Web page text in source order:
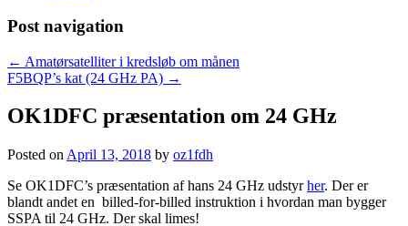
Post navigation
← Amatørsatelliter i kredsløb om månen
F5BQP’s kat (24 GHz PA) →
OK1DFC præsentation om 24 GHz
Posted on April 13, 2018 by oz1fdh
Se OK1DFC’s præsentation af hans 24 GHz udstyrher. Der er
blandt andet en billed-for-billed instruktion i hvordan man bygger
SSPA til 24 GHz. Der skal limes!